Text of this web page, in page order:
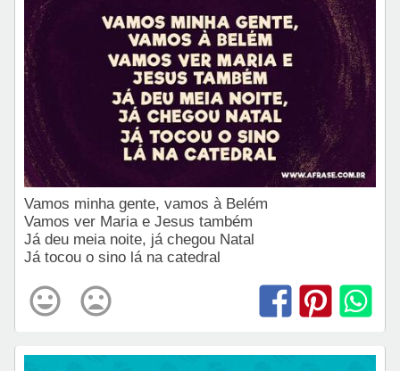
Vamos minha gente, vamos à Belém
Vamos ver Maria e Jesus também
Já deu meia noite, já chegou Natal
Já tocou o sino lá na catedral